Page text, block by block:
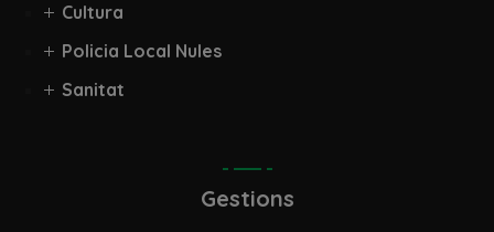
Cultura
Policia Local Nules
Sanitat
Gestions